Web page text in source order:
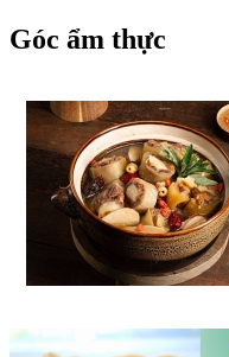
Góc ẩm thực